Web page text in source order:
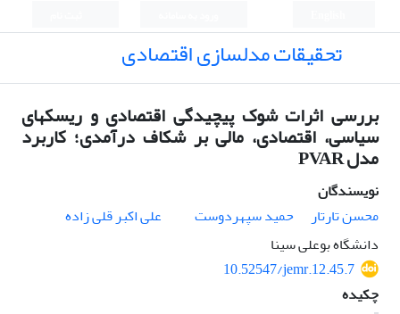
تحقیقات مدلسازی اقتصادی
بررسی اثرات شوک‌ پیچیدگی اقتصادی و ریسک‎های‌
سیاسی، اقتصادی، مالی بر شکاف درآمدی؛ کاربرد
مدل PVAR
نویسندگان
محسن تارتار
حمید سپهردوست
علی‌ اکبر قلی ‌زاده
دانشگاه بوعلی سینا
10.52547/jemr.12.45.7
چکیده